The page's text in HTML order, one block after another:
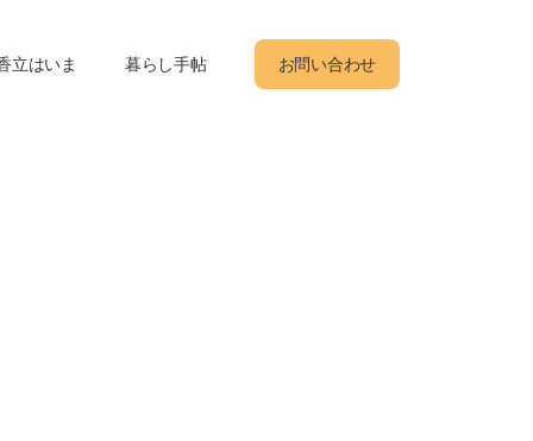
立はいま 暮らし手帖 お問い合わせ